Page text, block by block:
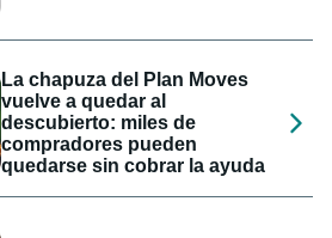
La chapuza del Plan Moves
vuelve a quedar al
descubierto: miles de
compradores pueden
quedarse sin cobrar la ayuda